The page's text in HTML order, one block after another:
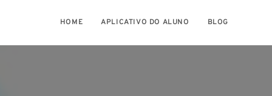
HOME APLICATIVO DO ALUNO BLOG